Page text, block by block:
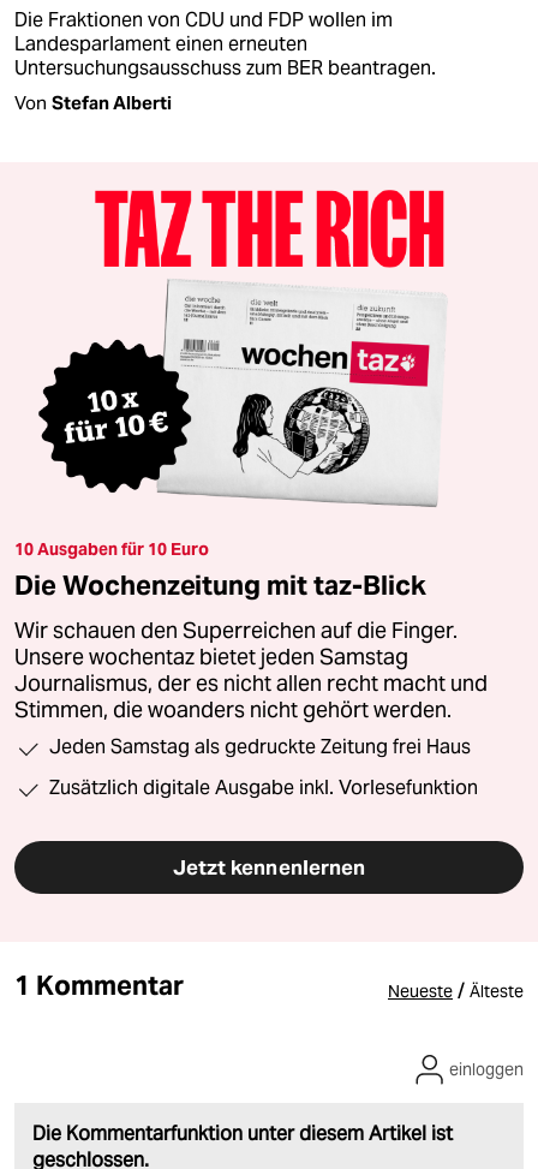
Die Fraktionen von CDU und FDP wollen im
Landesparlament einen erneuten
Untersuchungsausschuss zum BER beantragen.
Von Stefan Alberti
10 Ausgaben für 10 Euro
Die Wochenzeitung mit taz-Blick
Wir schauen den Superreichen auf die Finger.
Unsere wochentaz bietet jeden Samstag
Journalismus, der es nicht allen recht macht und
Stimmen, die woanders nicht gehört werden.
Jeden Samstag als gedruckte Zeitung frei Haus
Zusätzlich digitale Ausgabe inkl. Vorlesefunktion
Jetzt kennenlernen
1 Kommentar Neueste / Älteste
Die Kommentarfunktion unter diesem Artikel ist
geschlossen.
einloggen